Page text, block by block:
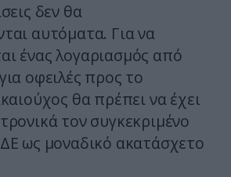
δεν θα
αυτόματα. Για να
ένας λογαριασμός από
οφειλές προς το
θα πρέπει να έχει
τον συγκεκριμένο
ως μοναδικό ακατάσχετο